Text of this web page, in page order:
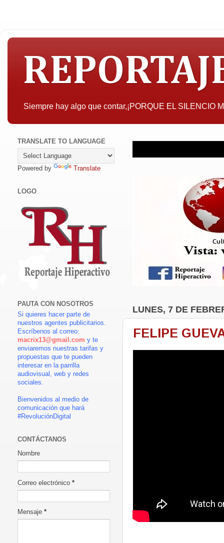
Siempre hay algo que contar,¡PORQUE EL SILENCIO
LUNES, 7 DE
FELIPE
TRANSLATE TO LANGUAGE
Powered by Translate
LOGO
PAUTA CON NOSOTROS
Si quieres hacer parte de
nuestros agentes publicitarios.
Escríbenos al correo:
macrix13@gmail.com y te
enviaremos nuestras tarifas y
propuestas que te pueden
interesar en la parrilla
audiovisual, web y redes
sociales.
Bienvenidos al medio de
comunicación que hará
#RevoluciónDigital
CONTÁCTANOS
Nombre
Correo electrónico *
Mensaje *